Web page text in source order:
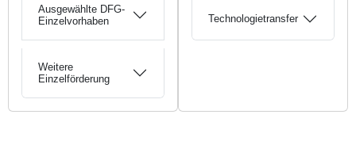
Ausgewählte DFG-
Einzelvorhaben
Weitere
Einzelförderung
Technologietransfer